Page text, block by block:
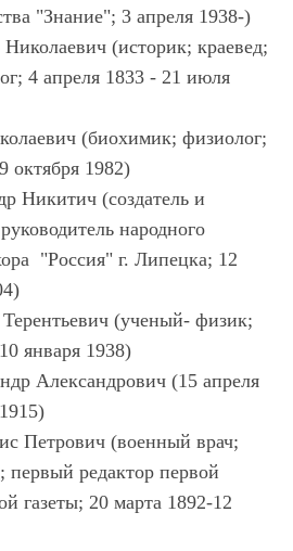
"Знание"; 3 апреля 1938-)
(историк; краевед;
4 апреля 1833 - 21 июля
(биохимик; физиолог;
октября 1982)
Никитич (создатель и
народного
"Россия" г. Липецка; 12
(ученый- физик;
января 1938)
Александрович (15 апреля
Петрович (военный врач;
первый редактор первой
газеты; 20 марта 1892-12